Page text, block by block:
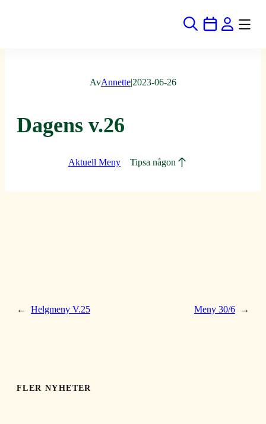
AvAnnette|2023-06-26
Dagens v.26
Aktuell Meny Tipsa någon
← Helgmeny V.25 Meny 30/6 →
FLER NYHETER